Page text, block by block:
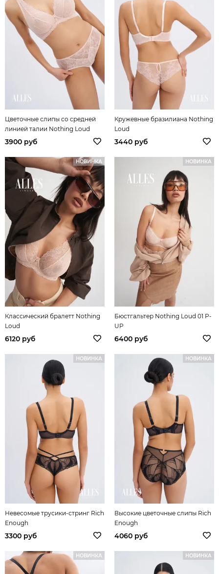
Цветочные слипы со средней
линией талии Nothing Loud
3900 руб
Кружевные бразилиана Nothing
Loud
3440 руб
НОВИНКА
Классический бралетт Nothing
Loud
6120 руб
НОВИНКА
Бюстгальтер Nothing Loud 01 P-
UP
6400 руб
НОВИНКА
Невесомые трусики-стринг Rich
Enough
3300 руб
НОВИНКА
Высокие цветочные слипы Rich
Enough
4060 руб
НОВИНКА НОВИНКА